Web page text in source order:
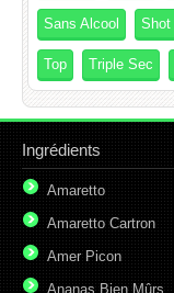
Sans Alcool Shot
Top Triple Sec
Ingrédients
Amaretto
Amaretto Cartron
Amer Picon
Ananas Bien Mûrs